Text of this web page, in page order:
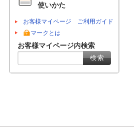
使いかた
お客様マイページ ご利用ガイド
マークとは
お客様マイページ内検索